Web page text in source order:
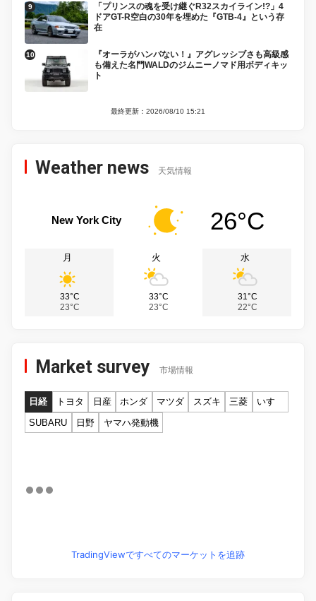
「プリンスの魂を受け継ぐR32スカイライン!?」4
ドアGT-R空白の30年を埋めた『GTB-4』という存
在
『オーラがハンパない！』アグレッシブさも高級感
も備えた名門WALDのジムニーノマド用ボディキッ
ト
最終更新：2026/08/10 15:21
Weather news 天気情報
New York City 26°C
月
33°C
23°C
火
33°C
23°C
水
31°C
22°C
Market survey 市場情報
日経 トヨタ 日産 ホンダ マツダ スズキ 三菱
いすゞ
SUBARU
日野 ヤマハ発動機
TradingViewですべてのマーケットを追跡